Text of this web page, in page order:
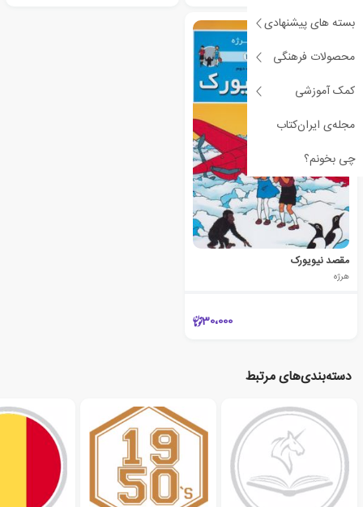
بسته های پیشنهادی
محصولات فرهنگی
کمک آموزشی
مجله‌ی ایران‌کتاب
چی بخونم؟
مقصد نیویورک
هرژه
30،000
دسته‌بندی‌های مرتبط